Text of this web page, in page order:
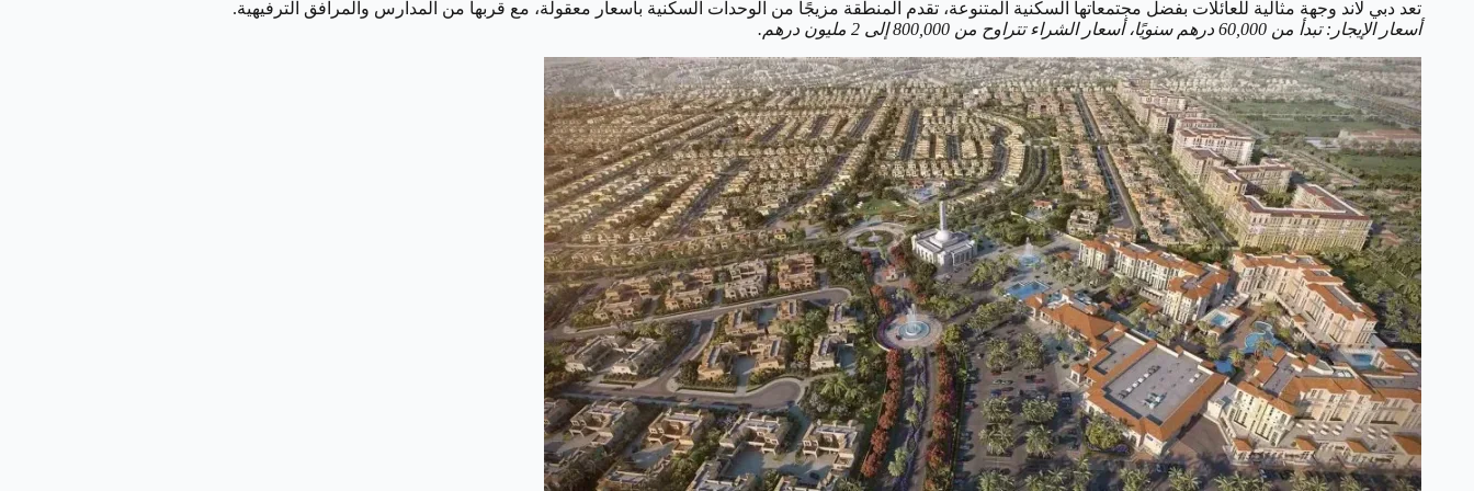
تعد دبي لاند وجهة مثالية للعائلات بفضل مجتمعاتها السكنية المتنوعة، تقدم المنطقة مزيجًا من الوحدات السكنية بأسعار معقولة، مع قربها من المدارس والمرافق الترفيهية.
أسعار الإيجار: تبدأ من 60,000 درهم سنويًا، أسعار الشراء تتراوح من 800,000 إلى 2 مليون درهم.